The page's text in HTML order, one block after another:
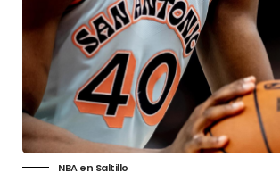
NBA en Saltillo